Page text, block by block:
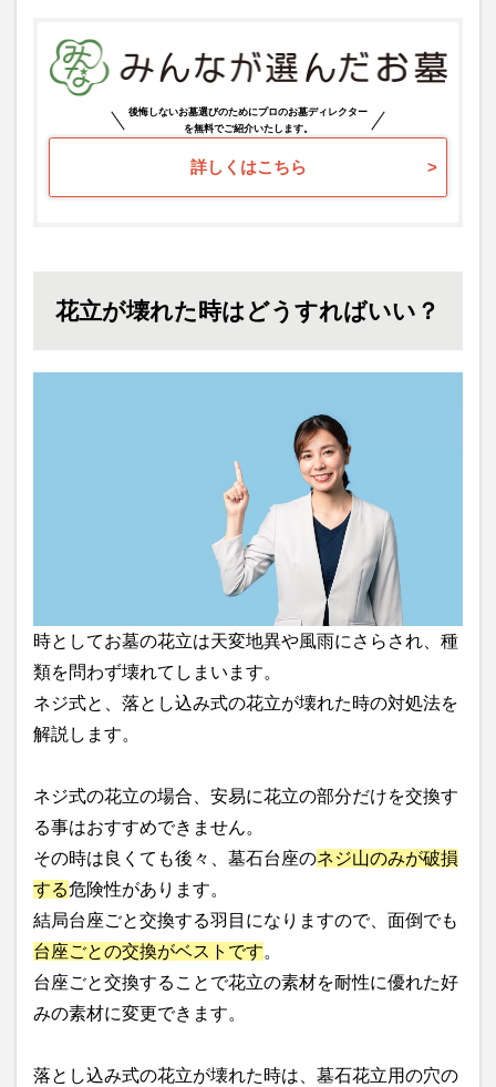
後悔しないお墓選びのためにプロのお墓ディレクター
を無料でご紹介いたします。
詳しくはこちら
花立が壊れた時はどうすればいい？
時としてお墓の花立は天変地異や風雨にさらされ、種
類を問わず壊れてしまいます。
ネジ式と、落とし込み式の花立が壊れた時の対処法を
解説します。
ネジ式の花立の場合、安易に花立の部分だけを交換す
る事はおすすめできません。
その時は良くても後々、墓石台座のネジ山のみが破損
する危険性があります。
結局台座ごと交換する羽目になりますので、面倒でも
台座ごとの交換がベストです。
台座ごと交換することで花立の素材を耐性に優れた好
みの素材に変更できます。
落とし込み式の花立が壊れた時は、墓石花立用の穴の